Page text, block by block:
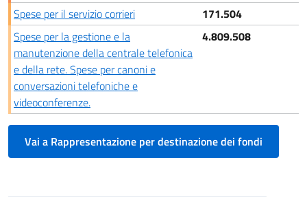
Spese per il servizio corrieri
171.504
Spese per la gestione e la
manutenzione della centrale telefonica
e della rete. Spese per canoni e
conversazioni telefoniche e
videoconferenze.
4.809.508
Vai a Rappresentazione per destinazione dei fondi